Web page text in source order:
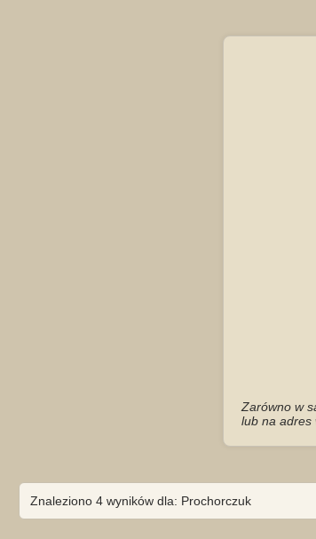
Zarówno w
lub na adres
Znaleziono 4 wyników dla: Prochorczuk